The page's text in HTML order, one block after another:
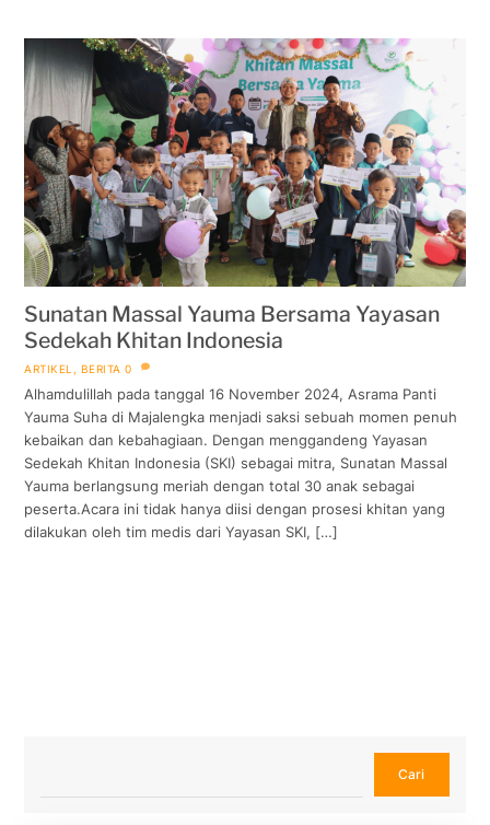
Sunatan Massal Yauma Bersama Yayasan
Sedekah Khitan Indonesia
ARTIKEL, BERITA 0
Alhamdulillah pada tanggal 16 November 2024, Asrama Panti
Yauma Suha di Majalengka menjadi saksi sebuah momen penuh
kebaikan dan kebahagiaan. Dengan menggandeng Yayasan
Sedekah Khitan Indonesia (SKI) sebagai mitra, Sunatan Massal
Yauma berlangsung meriah dengan total 30 anak sebagai
peserta.Acara ini tidak hanya diisi dengan prosesi khitan yang
dilakukan oleh tim medis dari Yayasan SKI, […]
Cari